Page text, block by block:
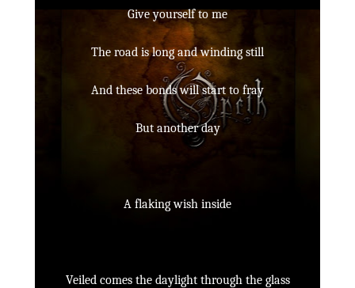
Give yourself to me
The road is long and winding still
And these bonds will start to fray
But another day
A flaking wish inside
Veiled comes the daylight through the glass